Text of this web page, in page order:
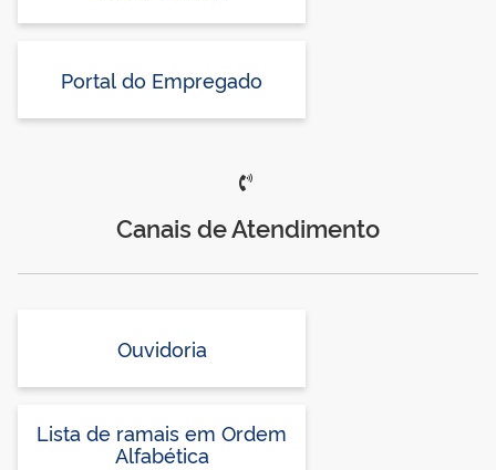
Portal do Empregado
Canais de Atendimento
Ouvidoria
Lista de ramais em Ordem
Alfabética